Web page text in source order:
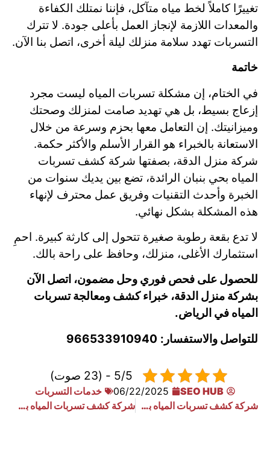
تغييرًا كاملاً لخط مياه متآكل، فإننا نمتلك الكفاءة
والمعدات اللازمة لإنجاز العمل بأعلى جودة. لا تترك
التسربات تهدد سلامة منزلك ليلة أخرى، اتصل بنا الآن.
خاتمة
في الختام، إن مشكلة تسربات المياه ليست مجرد
إزعاج بسيط، بل هي تهديد صامت لمنزلك وصحتك
وميزانيتك. إن التعامل معها بحزم وسرعة من خلال
الاستعانة بالخبراء هو القرار الأسلم والأكثر حكمة.
شركة منزل الدقة، بصفتها شركة كشف تسربات
المياه بحي بنبان الرائدة، تضع بين يديك سنوات من
الخبرة وأحدث التقنيات وفريق عمل محترف لإنهاء
هذه المشكلة بشكل نهائي.
لا تدع بقعة رطوبة صغيرة تتحول إلى كارثة كبيرة. احمِ
استثمارك الأغلى، منزلك، وحافظ على راحة بالك.
للحصول على فحص فوري وحل مضمون، اتصل الآن
بشركة منزل الدقة، خبراء كشف ومعالجة تسربات
المياه في الرياض.
للتواصل والاستفسار: 966533910940
5/5 - (23 صوت)
SEO HUB
06/22/2025
خدمات التسربات
شركة كشف تسربات المياه بحي القدس بالرياض
شركة كشف تسربات المياه بحي القيروان